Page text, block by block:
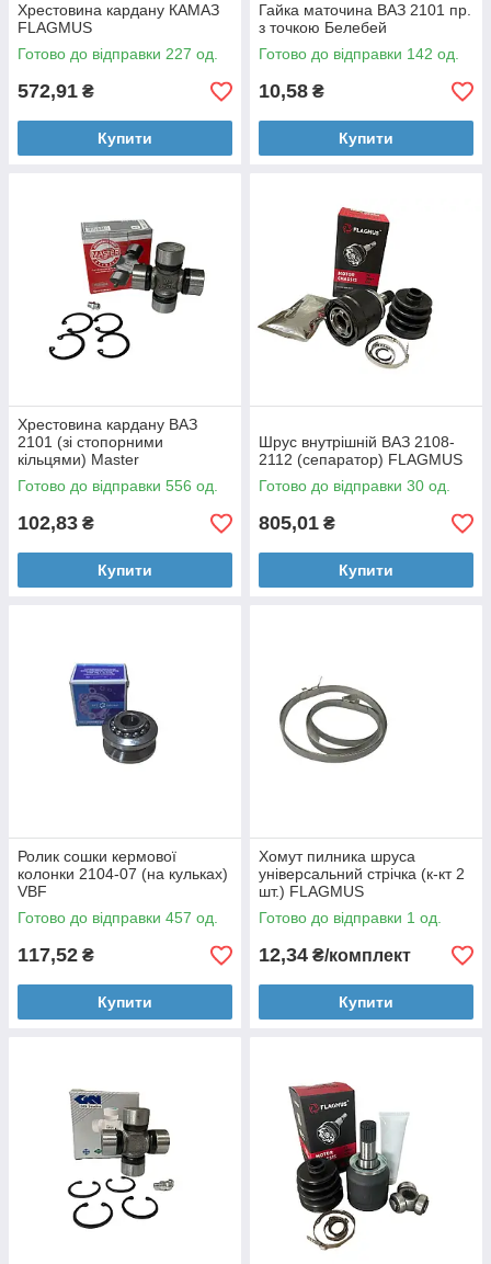
Хрестовина кардану КАМАЗ
FLAGMUS
Готово до відправки 227 од.
572,91 ₴
Купити
Гайка маточина ВАЗ 2101 пр.
з точкою Белебей
Готово до відправки 142 од.
10,58 ₴
Купити
Хрестовина кардану ВАЗ
2101 (зі стопорними
кільцями) Master
Готово до відправки 556 од.
102,83 ₴
Купити
Шрус внутрішній ВАЗ 2108-
2112 (сепаратор) FLAGMUS
Готово до відправки 30 од.
805,01 ₴
Купити
Ролик сошки кермової
колонки 2104-07 (на кульках)
VBF
Готово до відправки 457 од.
117,52 ₴
Купити
Хомут пилника шруса
універсальний стрічка (к-кт 2
шт.) FLAGMUS
Готово до відправки 1 од.
12,34 ₴/комплект
Купити